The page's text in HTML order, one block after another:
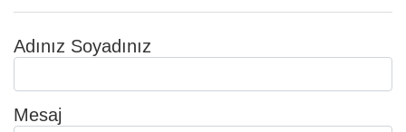
Adınız Soyadınız
Mesaj